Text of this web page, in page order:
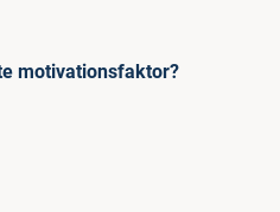
motivationsfaktor?